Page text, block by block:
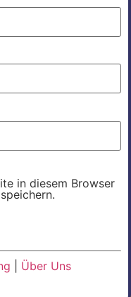
in diesem Browser
Über Uns